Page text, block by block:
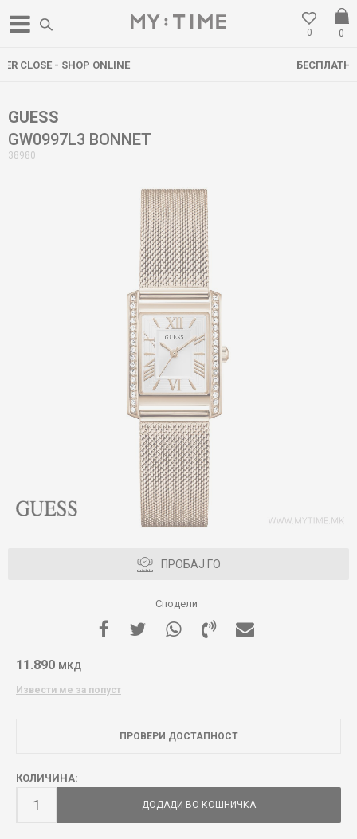
0
0
БЕСПЛАТНА ДОСТАВА НАД 3000 ден
GUESS
GW0997L3 BONNET
38980
ПРОБАЈ ГО
Сподели
11.890 МКД
Извести ме за попуст
ПРОВЕРИ ДОСТАПНОСТ
КОЛИЧИНА:
ДОДАДИ ВО КОШНИЧКА